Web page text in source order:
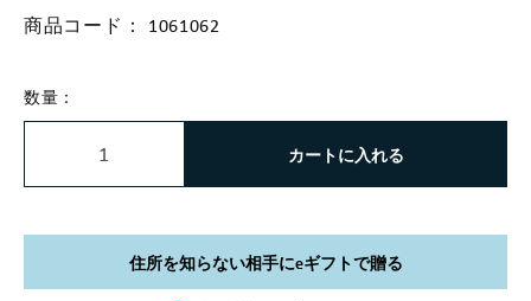
商品コード： 1061062
数量：
カートに入れる